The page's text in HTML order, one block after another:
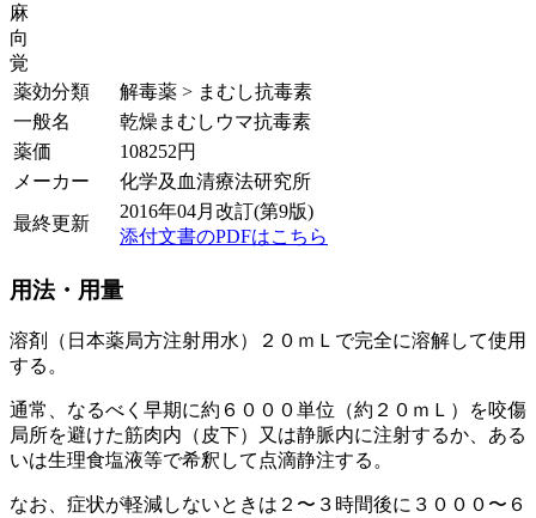
麻
向
覚
薬効分類
解毒薬 > まむし抗毒素
一般名
乾燥まむしウマ抗毒素
薬価
108252円
メーカー
化学及血清療法研究所
最終更新
2016年04月改訂(第9版)
添付文書のPDFはこちら
用法・用量
溶剤（日本薬局方注射用水）２０ｍＬで完全に溶解して使用
する。
通常、なるべく早期に約６０００単位（約２０ｍＬ）を咬傷
局所を避けた筋肉内（皮下）又は静脈内に注射するか、ある
いは生理食塩液等で希釈して点滴静注する。
なお、症状が軽減しないときは２〜３時間後に３０００〜６